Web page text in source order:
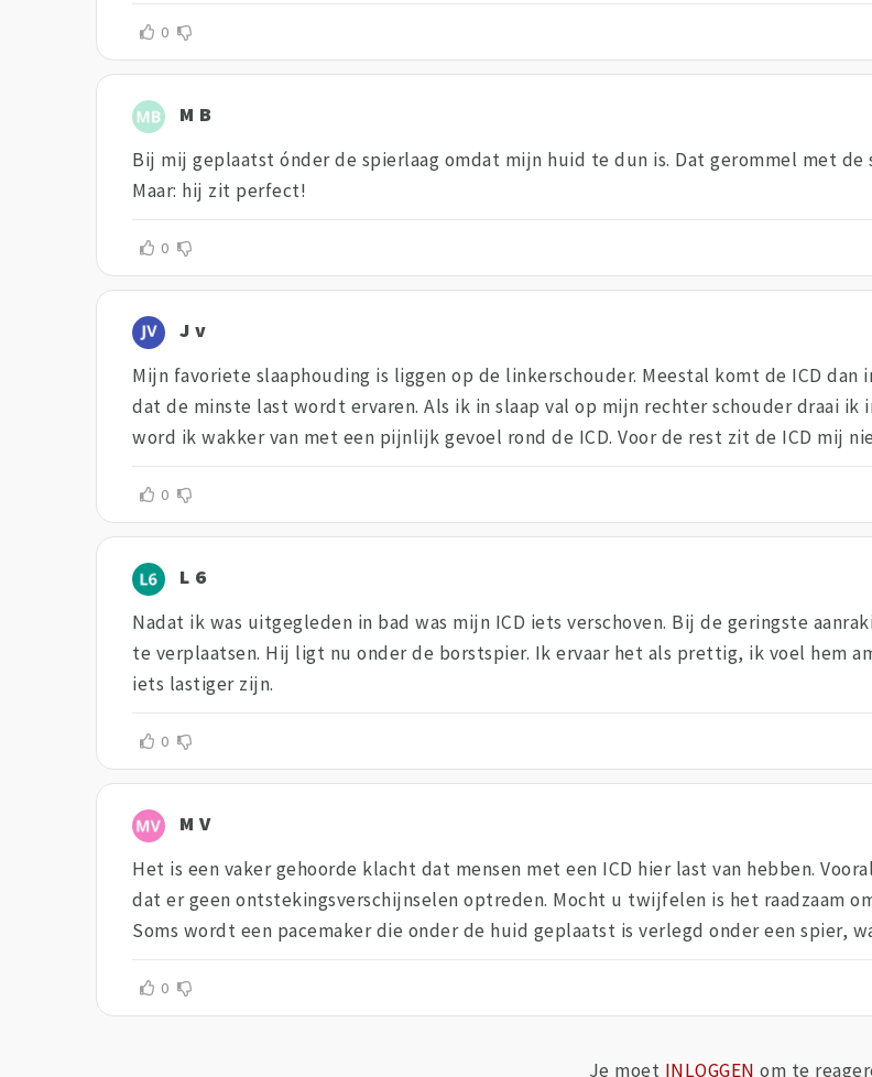
0
M B
Bij mij geplaatst ónder de spierlaag omdat mijn huid te dun is. Dat gerommel met
Maar: hij zit perfect!
0
J v
Mijn favoriete slaaphouding is liggen op de linkerschouder. Meestal komt de ICD
dat de minste last wordt ervaren. Als ik in slaap val op mijn rechter schouder draai
word ik wakker van met een pijnlijk gevoel rond de ICD. Voor de rest zit de ICD mij
0
L 6
Nadat ik was uitgegleden in bad was mijn ICD iets verschoven. Bij de geringste
te verplaatsen. Hij ligt nu onder de borstspier. Ik ervaar het als prettig, ik voel hem
iets lastiger zijn.
0
M V
Het is een vaker gehoorde klacht dat mensen met een ICD hier last van hebben.
dat er geen ontstekingsverschijnselen optreden. Mocht u twijfelen is het raadzaam
Soms wordt een pacemaker die onder de huid geplaatst is verlegd onder een spier,
0
Je moet INLOGGEN om te